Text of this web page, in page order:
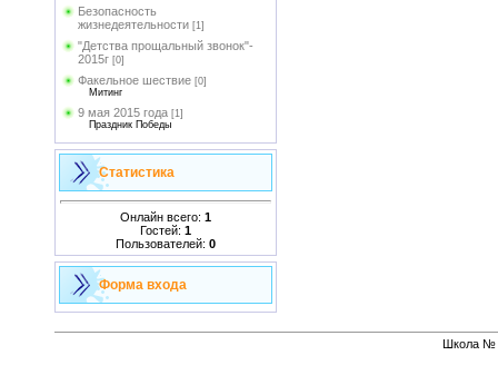
Безопасность
жизнедеятельности [1]
"Детства прощальный звонок"-
2015г [0]
Факельное шествие [0]
Митинг
9 мая 2015 года [1]
Праздник Победы
Статистика
Онлайн всего: 1
Гостей: 1
Пользователей: 0
Форма входа
Школа №